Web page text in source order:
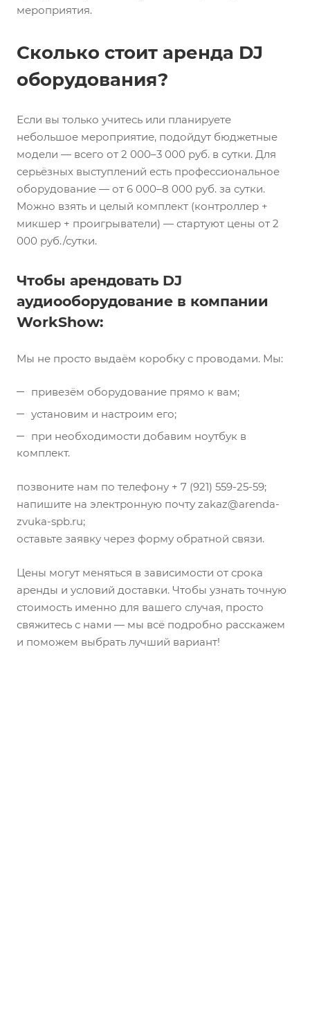
мероприятия.
Сколько стоит аренда DJ
оборудования?
Если вы только учитесь или планируете
небольшое мероприятие, подойдут бюджетные
модели — всего от 2 000–3 000 руб. в сутки. Для
серьёзных выступлений есть профессиональное
оборудование — от 6 000–8 000 руб. за сутки.
Можно взять и целый комплект (контроллер +
микшер + проигрыватели) — стартуют цены от 2
000 руб./сутки.
Чтобы арендовать DJ
аудиооборудование в компании
WorkShow:
Мы не просто выдаём коробку с проводами. Мы:
привезём оборудование прямо к вам;
установим и настроим его;
при необходимости добавим ноутбук в
комплект.
позвоните нам по телефону + 7 (921) 559-25-59;
напишите на электронную почту zakaz@arenda-
zvuka-spb.ru;
оставьте заявку через форму обратной связи.
Цены могут меняться в зависимости от срока
аренды и условий доставки. Чтобы узнать точную
стоимость именно для вашего случая, просто
свяжитесь с нами — мы всё подробно расскажем
и поможем выбрать лучший вариант!